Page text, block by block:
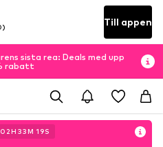
Till appen
sista rea: Deals med upp
rabatt
02H 33M 18S